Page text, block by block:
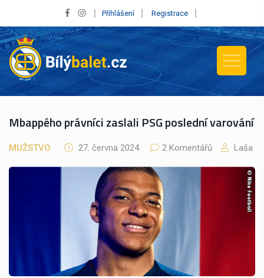
Přihlášení Registrace
Mbappého právníci zaslali PSG poslední varování
MUŽSTVO 27. června 2024 2 Komentářů Laša